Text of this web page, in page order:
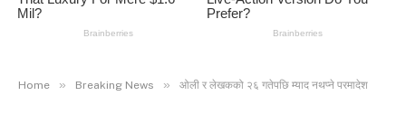
Home » Breaking News » ओली र लेखकको २६ गतेपछि म्याद नथप्ने परमादेश